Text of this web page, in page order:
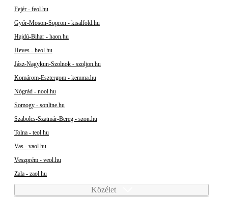
Fejér - feol.hu
Győr-Moson-Sopron - kisalfold.hu
Hajdú-Bihar - haon.hu
Heves - heol.hu
Jász-Nagykun-Szolnok - szoljon.hu
Komárom-Esztergom - kemma.hu
Nógrád - nool.hu
Somogy - sonline.hu
Szabolcs-Szatmár-Bereg - szon.hu
Tolna - teol.hu
Vas - vaol.hu
Veszprém - veol.hu
Zala - zaol.hu
Közélet